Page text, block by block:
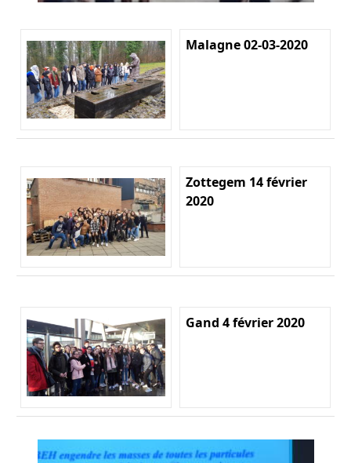
Malagne 02-03-2020
Zottegem 14 février
2020
Gand 4 février 2020